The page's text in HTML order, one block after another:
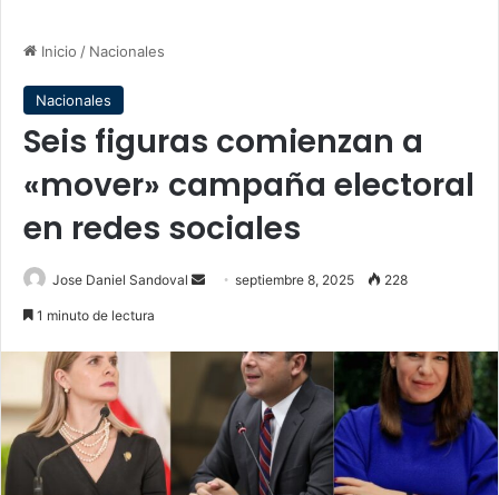
Inicio / Nacionales
Nacionales
Seis figuras comienzan a
«mover» campaña electoral
en redes sociales
Jose Daniel Sandoval
Sendseptiembre 8, 2025 228
1 minuto de lectura